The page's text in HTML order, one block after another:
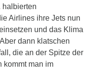
halbierten
Airlines ihre Jets nun
und das Klima
dann klatschen
die an der Spitze der
kommt man im